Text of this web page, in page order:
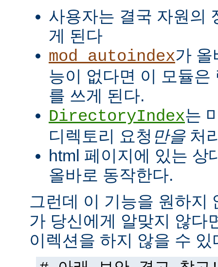
사용자는 결국 자원의
게 된다
mod_autoindex가 올
능이 없다면 이 모듈은
를 쓰게 된다.
DirectoryIndex는
디렉토리 요청 만을처
html 페이지에 있는 상
올바로 동작한다.
그런데 이 기능을 원하지
가 당신에게 알맞지 않다
이렉션을 하지 않을 수 있